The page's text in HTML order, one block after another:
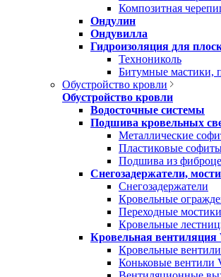
Композитная
Ондулин
Ондувилла
Гидроизоляция для
Технониколь
Битумные мастики,
Обустройство кровли
Обустройство кровли
Водосточные системы
Подшива кровельных
Металлические
Пластиковые
Подшива из
Снегозадержатели,
Снегозадержатели
Кровельные
Переходные мостики
Кровельные
Кровельная вентиляция
Кровельные
Коньковые вентили